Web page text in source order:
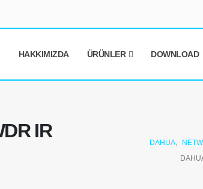
HAKKIMIZDA ÜRÜNLER DOWNLOAD
IR
DAHUA